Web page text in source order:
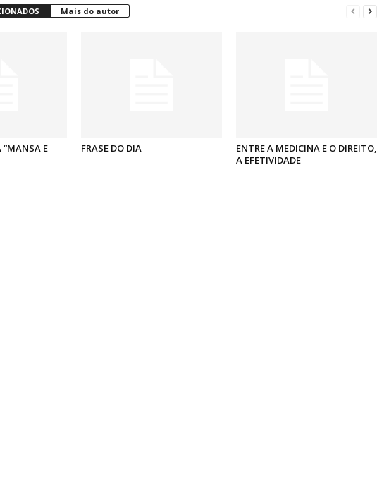
Mais do autor
“MANSA E
FRASE DO DIA
ENTRE A MEDICINA E O DIREITO,
A EFETIVIDADE